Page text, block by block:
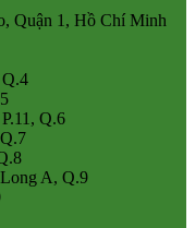
Quận 1, Hồ Chí Minh
Q.6
A, Q.9